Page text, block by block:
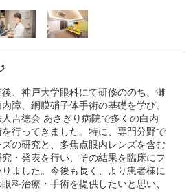
、神戸大学眼科にて研修ののち、灘
障、網膜硝子体手術の基礎を学び、
吉徳会 あさぎり病院で多くの白内
行ってきました。特に、専門分野で
の研究と、多焦点眼内レンズを含む
・発表を行い、その結果を臨床にフ
ました。今後も長く、より患者様に
科治療・手術を提供したいと思い、